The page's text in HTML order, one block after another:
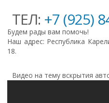
ТЕЛ: +7 (925)
Будем рады вам помочь!
Наш адрес: Республика
18.
Видео на тему вскрытия